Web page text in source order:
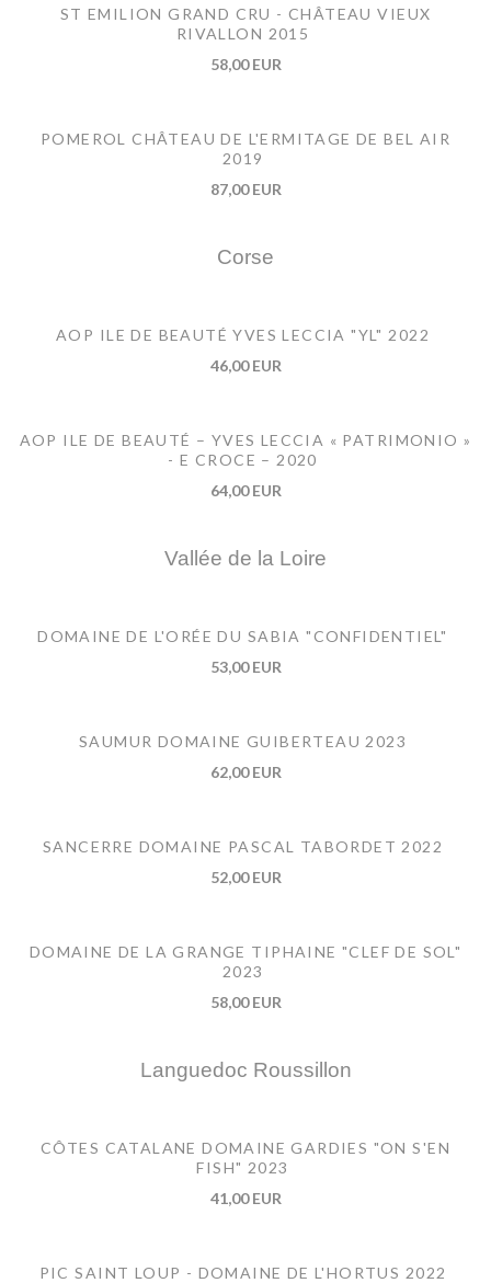
ST EMILION GRAND CRU - CHÂTEAU VIEUX
RIVALLON 2015
58,00 EUR
POMEROL CHÂTEAU DE L'ERMITAGE DE BEL AIR
2019
87,00 EUR
Corse
AOP ILE DE BEAUTÉ YVES LECCIA "YL" 2022
46,00 EUR
AOP ILE DE BEAUTÉ – YVES LECCIA « PATRIMONIO »
- E CROCE – 2020
64,00 EUR
Vallée de la Loire
DOMAINE DE L'ORÉE DU SABIA "CONFIDENTIEL"
53,00 EUR
SAUMUR DOMAINE GUIBERTEAU 2023
62,00 EUR
SANCERRE DOMAINE PASCAL TABORDET 2022
52,00 EUR
DOMAINE DE LA GRANGE TIPHAINE "CLEF DE SOL"
2023
58,00 EUR
Languedoc Roussillon
CÔTES CATALANE DOMAINE GARDIES "ON S'EN
FISH" 2023
41,00 EUR
PIC SAINT LOUP - DOMAINE DE L'HORTUS 2022